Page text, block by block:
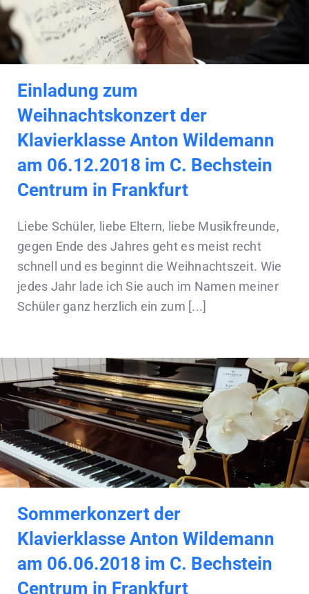
Einladung zum
Weihnachtskonzert der
Klavierklasse Anton Wildemann
am 06.12.2018 im C. Bechstein
Centrum in Frankfurt
Liebe Schüler, liebe Eltern, liebe Musikfreunde,
gegen Ende des Jahres geht es meist recht
schnell und es beginnt die Weihnachtszeit. Wie
jedes Jahr lade ich Sie auch im Namen meiner
Schüler ganz herzlich ein zum [...]
Sommerkonzert der
Klavierklasse Anton Wildemann
am 06.06.2018 im C. Bechstein
Centrum in Frankfurt